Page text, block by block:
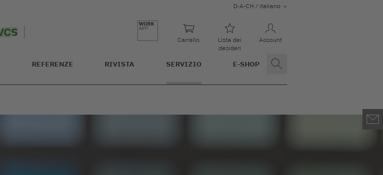
D-A-CH / italiano
Carrello
Lista dei
desideri
Account
REFERENZE RIVISTA SERVIZIO E-SHOP